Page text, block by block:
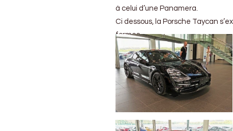
à celui d’une Panamera.
Ci dessous, la Porsche Taycan
formes.